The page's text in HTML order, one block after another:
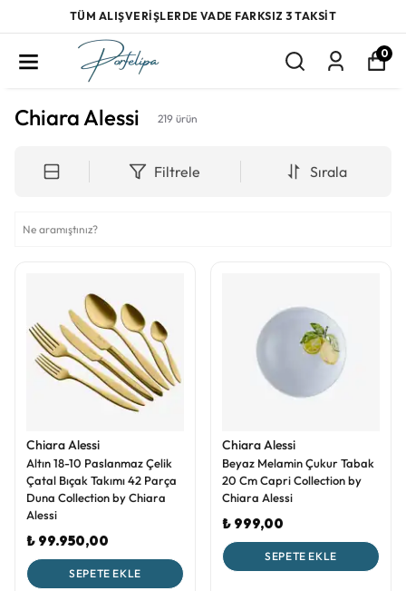
TÜM ALIŞVERİŞLERDE VADE FARKSIZ 3 TAKSİT
0
Chiara Alessi 219 ürün
Filtrele Sırala
Chiara Alessi
Altın 18-10 Paslanmaz Çelik
Çatal Bıçak Takımı 42 Parça
Duna Collection by Chiara
Alessi
₺ 99.950,00
SEPETE EKLE
Chiara Alessi
Beyaz Melamin Çukur Tabak
20 Cm Capri Collection by
Chiara Alessi
₺ 999,00
SEPETE EKLE